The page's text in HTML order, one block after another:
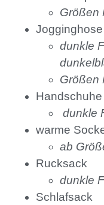
Größen
Jogginghose
dunkle
Größen
Handschuhe
dunkle
warme
ab
Rucksack
dunkle
Schlafsack